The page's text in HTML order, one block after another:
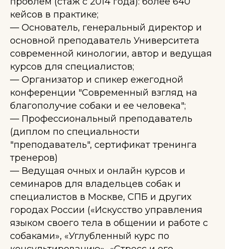
кейсов в практике;
— Оcнователь, генеральный директор и
основной преподаватель Университета
современной кинологии, автор и ведущая
курсов для специалистов;
— Организатор и спикер ежегодной
конференции "Современный взгляд на
благополучие собаки и ее человека";
— Профессиональный преподаватель
(диплом по специальности
"преподаватель", сертификат тренинга
тренеров)
— Ведущая очных и онлайн курсов и
семинаров для владельцев собак и
специалистов в Москве, СПБ и других
городах России («Искусство управления
языком своего тела в общении и работе с
собаками», «Углубленный курс по